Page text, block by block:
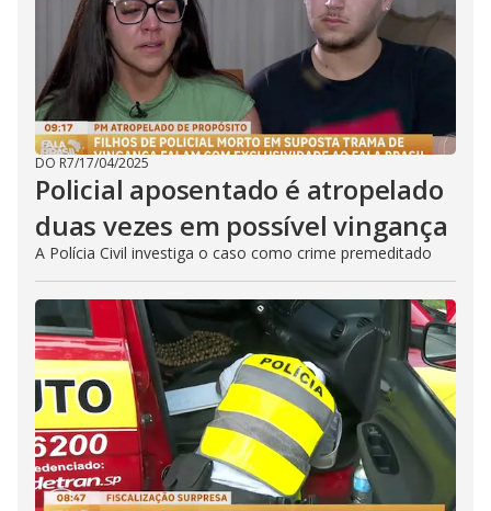
DO R7/17/04/2025
Policial aposentado é atropelado
duas vezes em possível vingança
A Polícia Civil investiga o caso como crime premeditado